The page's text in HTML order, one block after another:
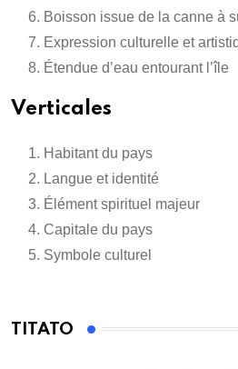
Boisson issue de la canne à
Expression culturelle et
Étendue d’eau entourant l’île
Verticales
Habitant du pays
Langue et identité
Élément spirituel majeur
Capitale du pays
Symbole culturel
TITATO